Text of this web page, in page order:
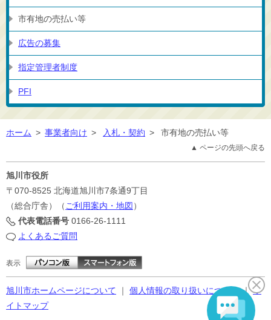
市有地の売払い等
広告の募集
指定管理者制度
PFI
ホーム > 事業者向け > 入札・契約 > 市有地の売払い等
▲ ページの先頭へ戻る
旭川市役所
〒070-8525 北海道旭川市7条通9丁目
（総合庁舎）（ ご利用案内・地図 ）
代表電話番号 0166-26-1111
よくあるご質問
表示
旭川市ホームページについて ｜ 個人情報の取り扱いについて｜サ
イトマップ